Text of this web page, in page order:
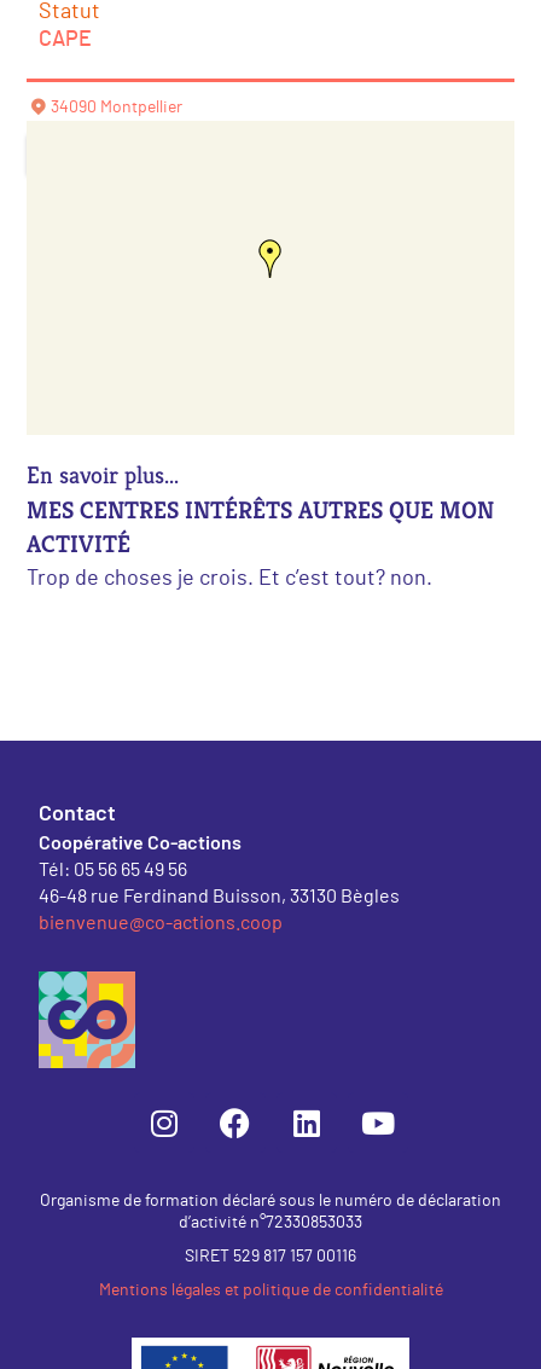
Statut
CAPE
En savoir plus...
MES CENTRES INTÉRÊTS AUTRES QUE MON
ACTIVITÉ
Trop de choses je crois. Et c’est tout? non.
34090 Montpellier
Contact
Coopérative Co-actions
Tél: 05 56 65 49 56
46-48 rue Ferdinand Buisson, 33130 Bègles
bienvenue@co-actions.coop
Organisme de formation déclaré sous le numéro de déclaration
d’activité n°72330853033
SIRET 529 817 157 00116
Mentions légales et politique de confidentialité